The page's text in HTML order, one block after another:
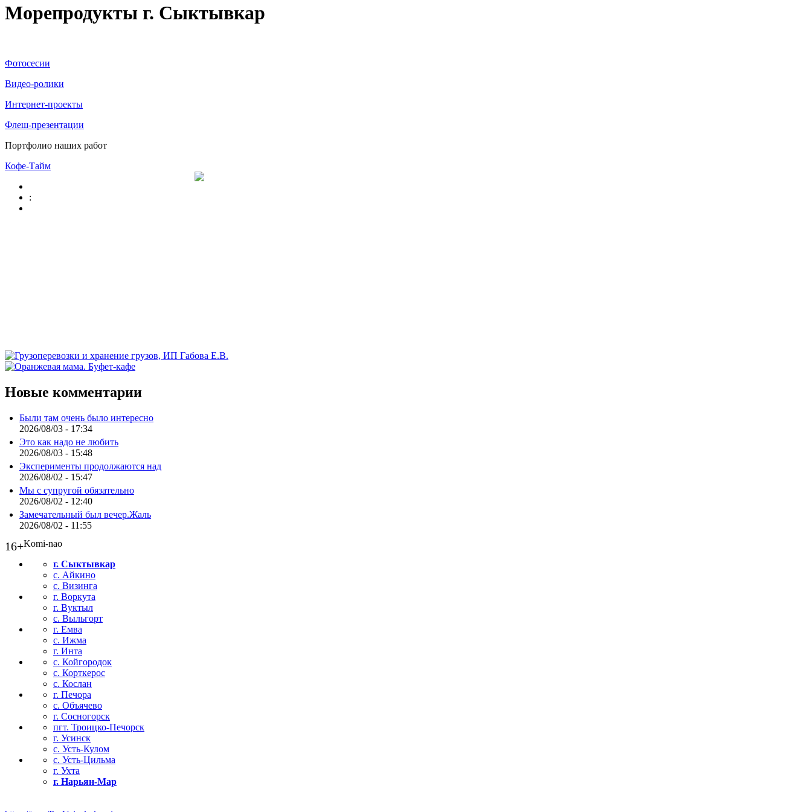
Морепродукты г. Сыктывкар
Фотосесии
Видео-ролики
Интернет-проекты
Флеш-презентации
Портфолио наших работ
Кофе-Тайм
:
Новые комментарии
Были там очень было интересно
2026/08/03 - 17:34
Это как надо не любить
2026/08/03 - 15:48
Эксперименты продолжаются над
2026/08/02 - 15:47
Мы с супругой обязательно
2026/08/02 - 12:40
Замечательный был вечер.Жаль
2026/08/02 - 11:55
16+Komi-nao
г. Сыктывкар
с. Айкино
с. Визинга
г. Воркута
г. Вуктыл
с. Выльгорт
г. Емва
с. Ижма
г. Инта
с. Койгородок
с. Корткерос
с. Кослан
г. Печора
с. Объячево
г. Сосногорск
пгт. Троицко-Печорск
г. Усинск
с. Усть-Кулом
с. Усть-Цильма
г. Ухта
г. Нарьян-Мар